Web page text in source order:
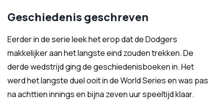
Geschiedenis geschreven
Eerder in de serie leek het erop dat de Dodgers
makkelijker aan het langste eind zouden trekken. De
derde wedstrijd ging de geschiedenisboeken in. Het
werd het langste duel ooit in de World Series en was pas
na achttien innings en bijna zeven uur speeltijd klaar.